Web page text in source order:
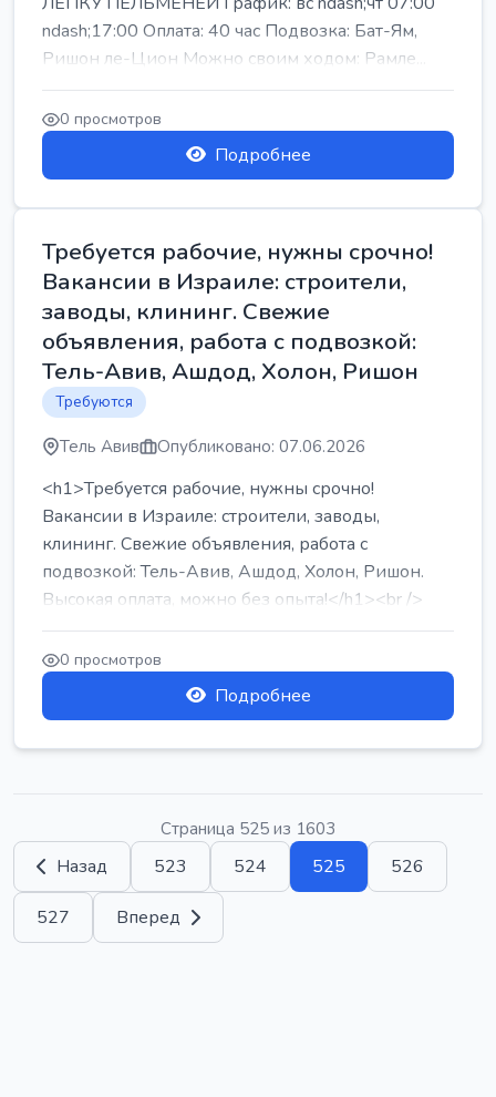
ndash;17:00 Оплата: 40 час Подвозка: Бат-Ям,
Ришон ле-Цион Можно своим ходом: Рамле...
0 просмотров
Подробнее
Требуется рабочие, нужны срочно!
Вакансии в Израиле: строители,
заводы, клининг. Свежие
объявления, работа с подвозкой:
Тель-Авив, Ашдод, Холон, Ришон
Требуются
Тель Авив Опубликовано: 07.06.2026
<h1>Требуется рабочие, нужны срочно!
Вакансии в Израиле: строители, заводы,
клининг. Свежие объявления, работа с
подвозкой: Тель-Авив, Ашдод, Холон, Ришон.
Высокая оплата, можно без опыта!</h1><br />
...
0 просмотров
Подробнее
Страница 525 из 1603
Назад 523 524 525 526
527 Вперед